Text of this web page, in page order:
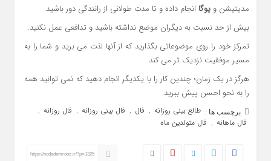
مدیتیشن و یوگا انجام داده و تا مدت طولانی از رانندگی دور باشید.
بیش از حد نسبت به دیگران موضع نداشته باشید و تدافعی عمل نکنید.
تمرکز خود را روی موضوعاتی بگذارید که از آنها لذت می برید و شما را به
مسیر موفقیت نزدیک تر می کند.
هرگز در یک زمان؛ چندین کار را با یکدیگر انجام دهید که نمی توانید همه
را به نحو احسن پیش ببرید.
برچسب ها : طالع بینی روزانه , فال , فال بینی روزانه , فال روزانه ,
فال ماهانه , فال متولدین ماه
https://nodademrooz.ir/?p=1325